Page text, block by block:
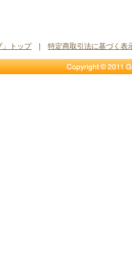
」トップ| 特定商取引法に基づく表